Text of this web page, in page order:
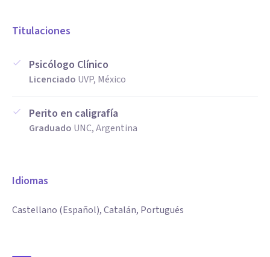
Titulaciones
Psicólogo Clínico
Licenciado UVP, México
Perito en caligrafía
Graduado UNC, Argentina
Idiomas
Castellano (Español), Catalán, Portugués